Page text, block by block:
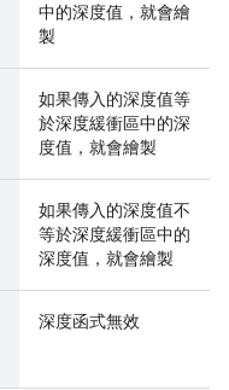
中的深度值，就會繪
製
如果傳入的深度值等
於深度緩衝區中的深
度值，就會繪製
如果傳入的深度值不
等於深度緩衝區中的
深度值，就會繪製
深度函式無效